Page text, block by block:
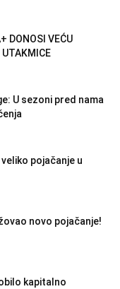
DONOSI VEĆU
U sezoni pred nama
pojačanje u
novo pojačanje!
kapitalno